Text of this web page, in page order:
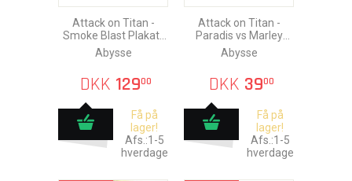
Attack on Titan -
Smoke Blast Plakat i
Ramme 30x40cm
Abysse
DKK 12900
Få på
lager!
Afs.:1-5
hverdage
Attack on Titan -
Paradis vs Marley
Plakat 52x38cm
Abysse
DKK 3900
Få på
lager!
Afs.:1-5
hverdage